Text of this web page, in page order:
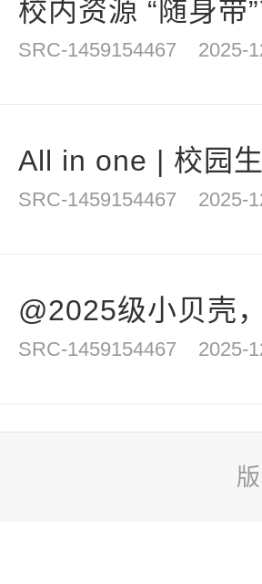
校内资源 “随身
SRC-1459154467 2025-
All in one | 校园
SRC-1459154467 2025-
@2025级小贝壳
SRC-1459154467 2025-